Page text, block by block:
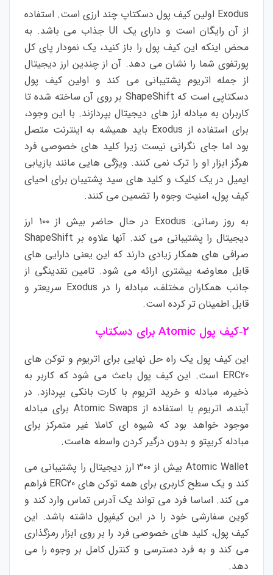
Exodus اولین کیف پول دسکتاپ چند ارزی است. استفاده
از آن رایگان است و دارای یک UI جذاب می باشد. به
محض اینکه این کیف پول را باز کنید، یک نمودار پای کل
پورتفوی شما را نشان می دهد. آن از چندین ارز دیجیتال
از جمله اتریوم پشتیبانی می کند و اولین کیف پول
دسکتاپی است که ShapeShift بر روی آن ساخته شده تا
کاربران به مبادله ارز های دیجیتال بپردازند. با این وجود،
برای استفاده از Exodus باید همیشه به اینترنت متصل
بود اما جای نگرانی نیست زیرا کلید های خصوصی فرد
هرگز ابزار او را ترک نمی کنند. ویژگی هایی مانند بازیابی
ایمیل در یک کلیک و کلید های سید پشتیبان برای احیای
کیف پول، امنیت وجوه را تضمین می کنند.
به روز رسانی: Exodus در حال حاضر بیش از ۱۰۰ ارز
دیجیتال را پشتیبانی می کند. آنها علاوه بر ShapeShift
صرافی های همکار زیادی دارند که این یعنی دارایی های
قابل معاوضه بیشتری ارائه می شود. تامین نقدینگی از
جانب همکاران مختلف، مبادله را در Exodus سریعتر و
قابل اطمینان تر کرده است.
۲- کیف پول Atomic برای دسکتاپ
این کیف پول یک راه حل نهایی برای اتریوم و توکن های
ERC20 است. این کیف پول باعث می شود که کاربر به
ذخیره، مبادله و خرید اتریوم با کارت بانکی بپردازد. در
آینده، اتریوم با استفاده از Atomic Swaps برای مبادله
موجود خواهد بود که شیوه ای کاملا غیر متمرکز برای
مبادله کریپتو و بدون درگیر کردن واسطه هاست.
Atomic Wallet بیش از ۳۰۰ ارز دیجیتال را پشتیبانی می
کند و یک سطح کاربری برای همه توکن های ERC20 فراهم
می کند. اساسا فرد می تواند یک آدرس تماس وارد کند و
کوین سفارشی خود را در این کیفپول داشته باشد. این
کیف پول، کلید های خصوصی فرد را بر روی ابزار رمزگذاری
می کند و به فرد دسترسی و کنترل کامل بر وجوه را می
دهد.